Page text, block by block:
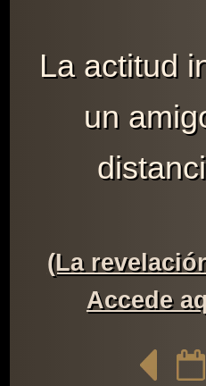
La actitud
un
(La
Accede